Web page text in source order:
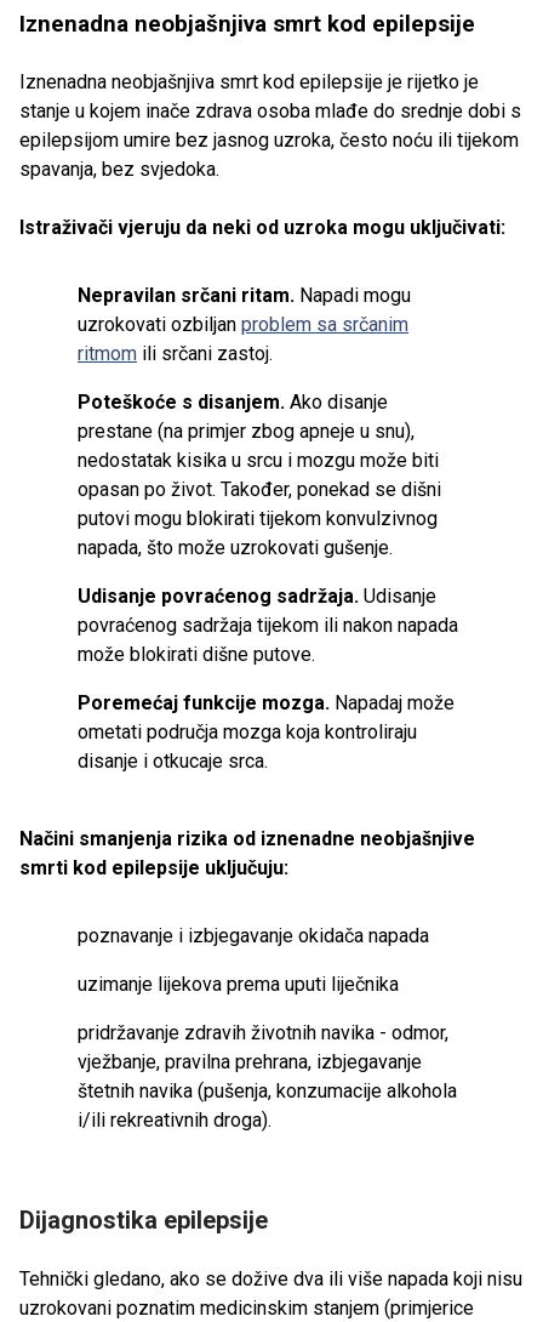
Iznenadna neobjašnjiva smrt kod epilepsije
Iznenadna neobjašnjiva smrt kod epilepsije je rijetko je
stanje u kojem inače zdrava osoba mlađe do srednje dobi s
epilepsijom umire bez jasnog uzroka, često noću ili tijekom
spavanja, bez svjedoka.
Istraživači vjeruju da neki od uzroka mogu uključivati:
Nepravilan srčani ritam. Napadi mogu
uzrokovati ozbiljan problem sa srčanim
ritmom ili srčani zastoj.
Poteškoće s disanjem. Ako disanje
prestane (na primjer zbog apneje u snu),
nedostatak kisika u srcu i mozgu može biti
opasan po život. Također, ponekad se dišni
putovi mogu blokirati tijekom konvulzivnog
napada, što može uzrokovati gušenje.
Udisanje povraćenog sadržaja. Udisanje
povraćenog sadržaja tijekom ili nakon napada
može blokirati dišne ​​putove.
Poremećaj funkcije mozga. Napadaj može
ometati područja mozga koja kontroliraju
disanje i otkucaje srca.
Načini smanjenja rizika od iznenadne neobjašnjive
smrti kod epilepsije uključuju:
poznavanje i izbjegavanje okidača napada
uzimanje lijekova prema uputi liječnika
pridržavanje zdravih životnih navika - odmor,
vježbanje, pravilna prehrana, izbjegavanje
štetnih navika (pušenja, konzumacije alkohola
i/ili rekreativnih droga).
Dijagnostika epilepsije
Tehnički gledano, ako se dožive dva ili više napada koji nisu
uzrokovani poznatim medicinskim stanjem (primjerice